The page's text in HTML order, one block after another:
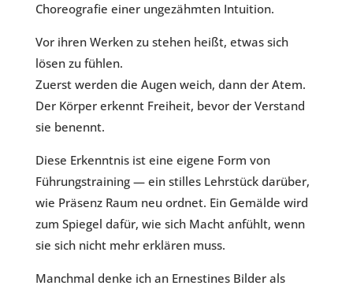
Choreografie einer ungezähmten Intuition.
Vor ihren Werken zu stehen heißt, etwas sich
lösen zu fühlen.
Zuerst werden die Augen weich, dann der Atem.
Der Körper erkennt Freiheit, bevor der Verstand
sie benennt.
Diese Erkenntnis ist eine eigene Form von
Führungstraining — ein stilles Lehrstück darüber,
wie Präsenz Raum neu ordnet. Ein Gemälde wird
zum Spiegel dafür, wie sich Macht anfühlt, wenn
sie sich nicht mehr erklären muss.
Manchmal denke ich an Ernestines Bilder als